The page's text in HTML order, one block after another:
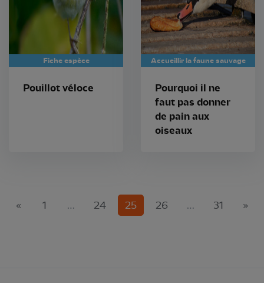
Fiche espèce
Pouillot véloce
Accueillir la faune sauvage
Pourquoi il ne
faut pas donner
de pain aux
oiseaux
« 1 … 24 25(current)
26 … 31 »